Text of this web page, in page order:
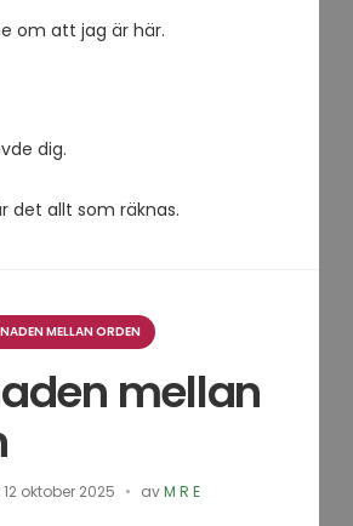
om att jag är här.
dig.
det allt som räknas.
MELLAN ORDEN
mellan
12 oktober 2025 avM R E